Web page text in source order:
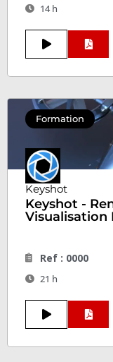
14 h
Formation
Keyshot
Keyshot -
Visualisation
Ref : 0000
21 h